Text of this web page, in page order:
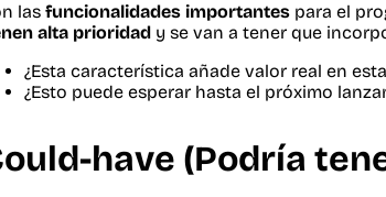
lasfuncionalidades importantes para el
alta prioridad y se van a tener que
¿Esta característica añade valor real en
¿Esto puede esperar hasta el próximo
have (Podría